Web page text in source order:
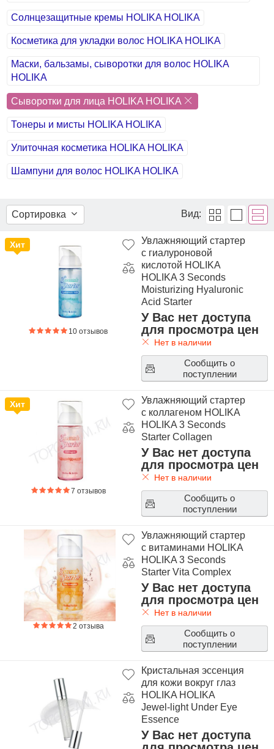
Солнцезащитные кремы HOLIKA HOLIKA
Косметика для укладки волос HOLIKA HOLIKA
Маски, бальзамы, сыворотки для волос HOLIKA
HOLIKA
Сыворотки для лица HOLIKA HOLIKA
Тонеры и мисты HOLIKA HOLIKA
Улиточная косметика HOLIKA HOLIKA
Шампуни для волос HOLIKA HOLIKA
Сортировка Вид:
10 отзывов
Хит
Увлажняющий стартер
с гиалуроновой
кислотой HOLIKA
HOLIKA 3 Seconds
Moisturizing Hyaluronic
Acid Starter
У Вас нет доступа
для просмотра цен
Нет в наличии
Сообщить о
поступлении
7 отзывов
Хит
Увлажняющий стартер
с коллагеном HOLIKA
HOLIKA 3 Seconds
Starter Collagen
У Вас нет доступа
для просмотра цен
Нет в наличии
Сообщить о
поступлении
2 отзыва
Увлажняющий стартер
с витаминами HOLIKA
HOLIKA 3 Seconds
Starter Vita Complex
У Вас нет доступа
для просмотра цен
Нет в наличии
Сообщить о
поступлении
Кристальная эссенция
для кожи вокруг глаз
HOLIKA HOLIKA
Jewel-light Under Eye
Essence
У Вас нет доступа